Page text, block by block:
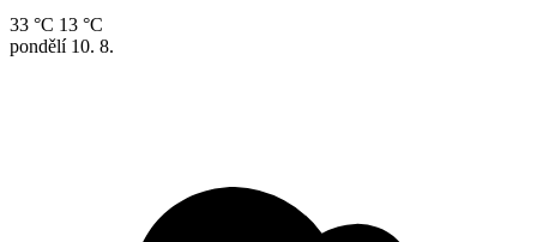
33 °C 13 °C
pondělí 10. 8.